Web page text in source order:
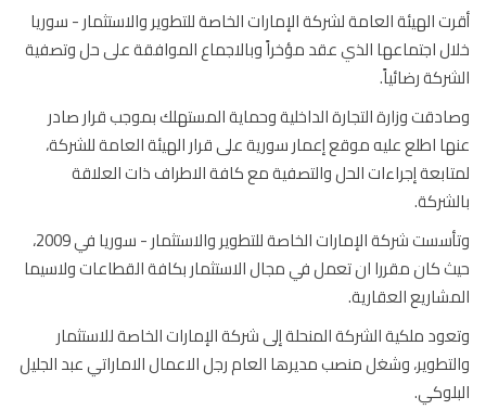
الهيئة العامة لشركة الإمارات الخاصة للتطوير والاستثمار - سوريا
اجتماعها الذي عقد مؤخراً وبالاجماع الموافقة على حل وتصفية
رضائياً.
وزارة التجارة الداخلية وحماية المستهلك بموجب قرار صادر
اطلع عليه موقع إعمار سورية على قرار الهيئة العامة للشركة،
إجراءات الحل والتصفية مع كافة الاطراف ذات العلاقة
وتأسست شركة الإمارات الخاصة للتطوير والاستثمار - سوريا في 2009،
كان مقررا ان تعمل في مجال الاستثمار بكافة القطاعات ولاسيما
العقارية.
ملكية الشركة المنحلة إلى شركة الإمارات الخاصة للاستثمار
وشغل منصب مديرها العام رجل الاعمال الاماراتي عبد الجليل